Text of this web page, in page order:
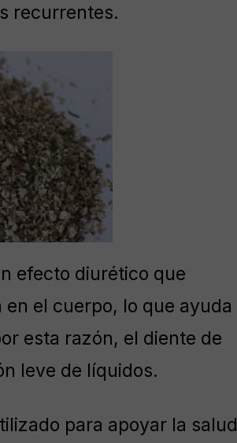
recurrentes.
efecto diurético que
el cuerpo, lo que ayuda
esta razón, el diente de
leve de líquidos.
para apoyar la salud